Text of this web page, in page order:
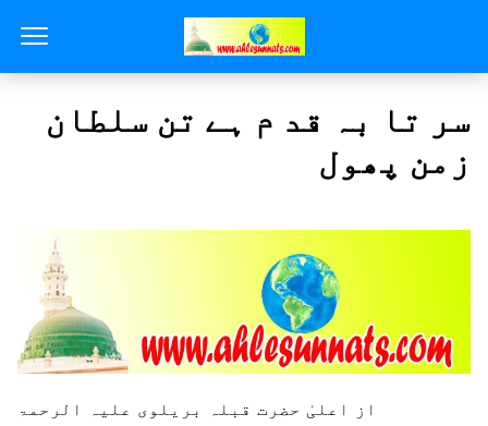
سر تا بہ قد م ہے تن سلطان
زمن پھول
از اعلیٰ حضرت قبلہ بریلوی علیہ الرحمۃ